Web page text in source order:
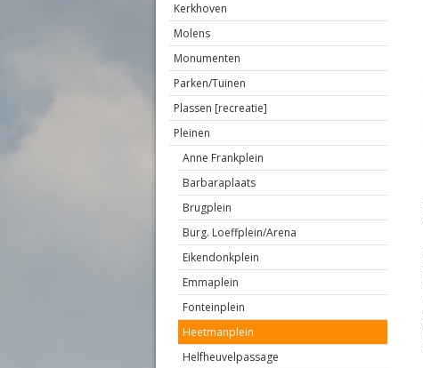
Kerkhoven
Molens
Monumenten
Parken/Tuinen
Plassen [recreatie]
Pleinen
Anne Frankplein
Barbaraplaats
Brugplein
Burg. Loeffplein/Arena
Eikendonkplein
Emmaplein
Fonteinplein
Heetmanplein
Helfheuvelpassage